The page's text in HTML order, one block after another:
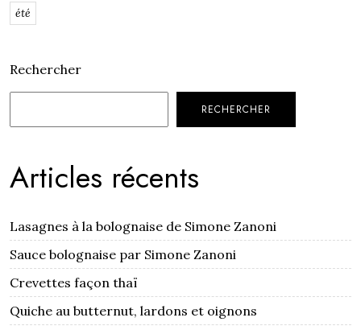
été
Rechercher
RECHERCHER
Articles récents
Lasagnes à la bolognaise de Simone Zanoni
Sauce bolognaise par Simone Zanoni
Crevettes façon thaï
Quiche au butternut, lardons et oignons